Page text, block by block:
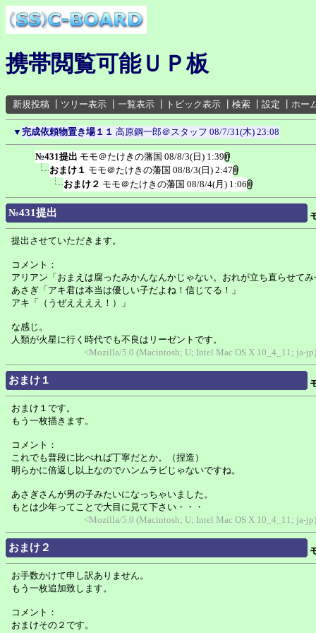
携帯閲覧可能ＵＰ板
新規投稿 ツリー表示 一覧表示 トピック表示 検索 設定 ホー
▼ 完成依頼物置き場１１ 高原鋼一郎＠スタッフ 08/7/31(木) 23:08
№431提出 モモ＠たけきの藩国 08/8/3(日) 1:39
おまけ１ モモ＠たけきの藩国 08/8/3(日) 2:47
おまけ２ モモ＠たけきの藩国 08/8/4(月) 1:06
№431提出
提出させていただきます。
コメント：
アリアン「おまえは腐ったみかんなんかじゃない。おれが立ち直らせて
あさぎ「アキ君は本当は優しい子だよね！信じてる！」
アキ「（うぜええええ！）」
な感じ。
人類が火星に行く時代でも不良はリーゼントです。
<Mozilla/5.0 (Macintosh; U; Intel Mac OS X 10_4_11; ja-
おまけ１
おまけ１です。
もう一枚描きます。
コメント：
これでも普段に比べれば丁寧だとか。（捏造）
明らかに倍返し以上なのでハンムラビじゃないですね。
あさぎさんが男の子みたいになっちゃいました。
もとは少年ってことで大目に見て下さい・・・
<Mozilla/5.0 (Macintosh; U; Intel Mac OS X 10_4_11; ja-
おまけ２
お手数かけて申し訳ありません。
もう一枚追加致します。
コメント：
おまけその２です。